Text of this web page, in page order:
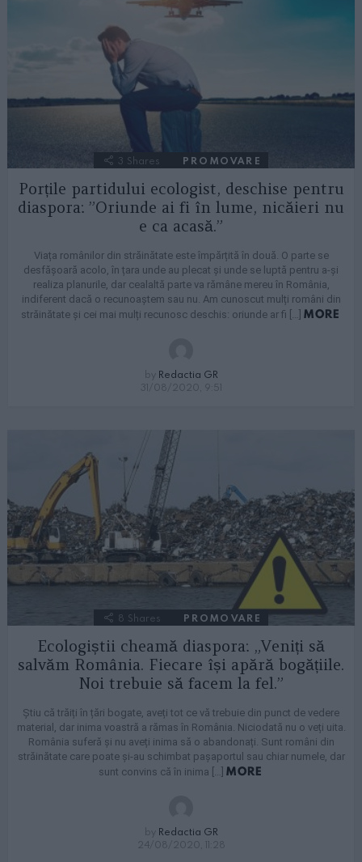
3 Shares PROMOVARE
Porțile partidului ecologist, deschise pentru
diaspora: ”Oriunde ai fi în lume, nicăieri nu
e ca acasă.”
Viața românilor din străinătate este împărțită în două. O parte se
desfășoară acolo, în țara unde au plecat și unde se luptă pentru a-și
realiza planurile, dar cealaltă parte va rămâne mereu în România,
indiferent dacă o recunoaștem sau nu. Am cunoscut mulți români din
străinătate și cei mai mulți recunosc deschis: oriunde ar fi […]MORE
by Redactia GR
31/08/2020, 9:51
8 Shares PROMOVARE
Ecologiștii cheamă diaspora: „Veniți să
salvăm România. Fiecare își apără bogățiile.
Noi trebuie să facem la fel.”
Știu că trăiți în țări bogate, aveți tot ce vă trebuie din punct de vedere
material, dar inima voastră a rămas în România. Niciodată nu o veți uita.
România suferă și nu aveți inima să o abandonați. Sunt români din
străinătate care poate și-au schimbat pașaportul sau chiar numele, dar
sunt convins că în inima […]MORE
by Redactia GR
24/08/2020, 11:28